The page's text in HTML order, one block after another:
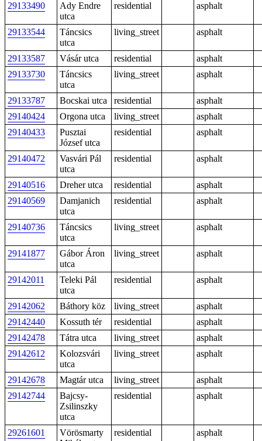
29133490
Ady Endre
utca
residential asphalt
29133544
Táncsics
utca
living_street asphalt
29133587 Vásár utca residential
asphalt
29133730
Táncsics
utca
living_street asphalt
29133787 Bocskai utca residential
asphalt
29140424
Orgona utca living_street
asphalt
29140433
Pusztai
József utca
residential asphalt
29140472
Vasvári Pál
utca
residential asphalt
29140516 Dreher utca residential
asphalt
29140569
Damjanich
utca
residential asphalt
29140736
Táncsics
utca
living_street asphalt
29141877
Gábor Áron
utca
living_street asphalt
29142011
Teleki Pál
utca
residential asphalt
29142062 Báthory köz living_street
asphalt
29142440
Kossuth tér residential
asphalt
29142478
Tátra utca living_street
asphalt
29142612
Kolozsvári
utca
living_street asphalt
29142678 Magtár utca living_street
asphalt
29142744
Bajcsy-
Zsilinszky
utca
residential asphalt
29261601
Vörösmarty
residential asphalt